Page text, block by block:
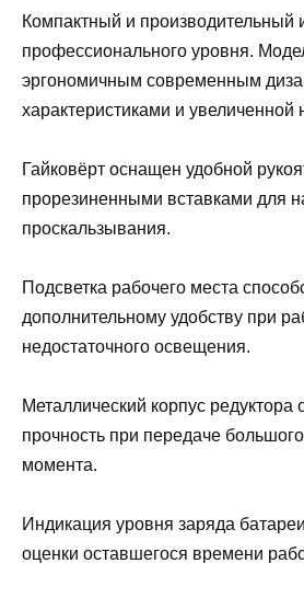
Компактный и производительный
профессионального уровня.
эргономичным современным
характеристиками и увеличенной
Гайковёрт оснащен удобной
прорезиненными вставками для
проскальзывания.
Подсветка рабочего места
дополнительному удобству при
недостаточного освещения.
Металлический корпус редуктора
прочность при передаче
момента.
Индикация уровня заряда
оценки оставшегося времени